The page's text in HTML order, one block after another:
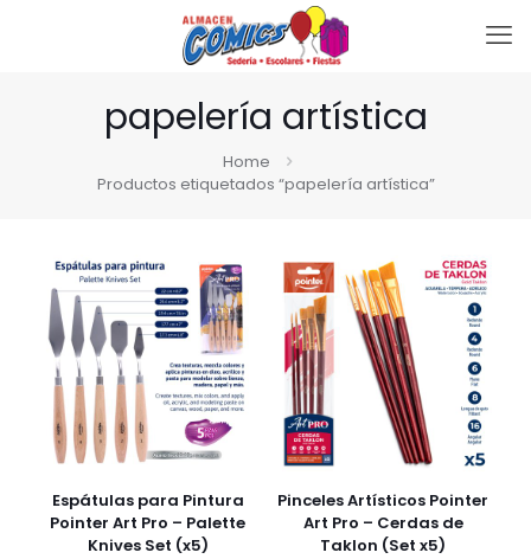
papelería artística
Home
Productos etiquetados “papelería artística”
Espátulas para Pintura
Pointer Art Pro – Palette
Knives Set (x5)
Pinceles Artísticos Pointer
Art Pro – Cerdas de
Taklon (Set x5)